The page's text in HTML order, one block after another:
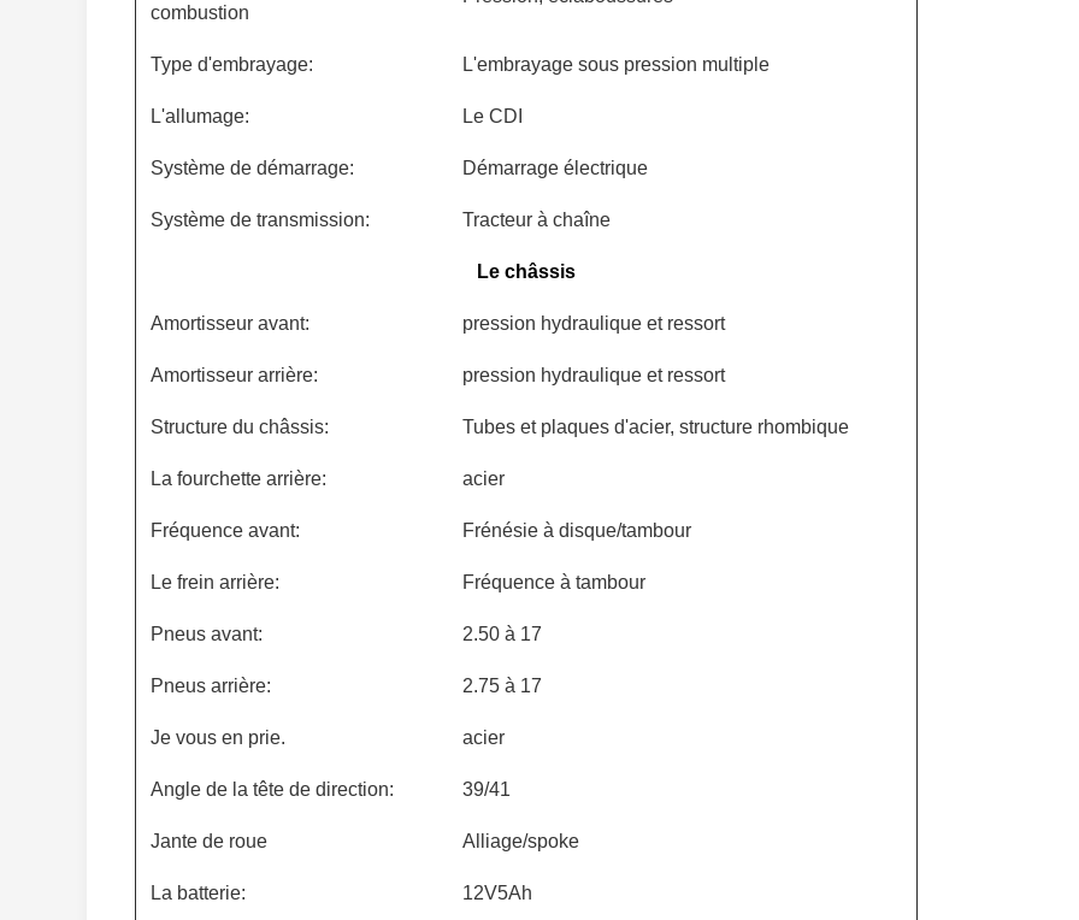
combustion
Type d'embrayage: L'embrayage sous pression multiple
L'allumage: Le CDI
Système de démarrage: Démarrage électrique
Système de transmission: Tracteur à chaîne
Le châssis
Amortisseur avant: pression hydraulique et ressort
Amortisseur arrière: pression hydraulique et ressort
Structure du châssis: Tubes et plaques d'acier, structure rhombique
La fourchette arrière: acier
Fréquence avant: Frénésie à disque/tambour
Le frein arrière: Fréquence à tambour
Pneus avant: 2.50 à 17
Pneus arrière: 2.75 à 17
Je vous en prie. acier
Angle de la tête de direction: 39/41
Jante de roue Alliage/spoke
La batterie: 12V5Ah